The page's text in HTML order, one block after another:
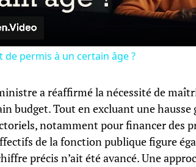
de permis à un certain âge ?
a réaffirmé la nécessité de
budget. Tout en excluant une hausse
notamment pour financer des
de la fonction publique figure
précis n’ait été avancé. Une